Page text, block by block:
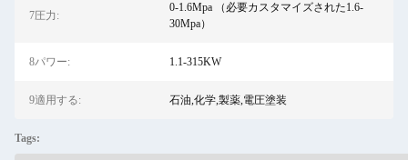
7圧力:
0-1.6Mpa （必要カスタマイズされた1.6-
30Mpa）
8パワー: 1.1-315KW
9適用する: 石油,化学,製薬,電圧塗装
Tags: